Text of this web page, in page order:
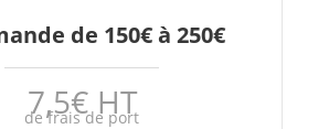
de 150€ à 250€
7,5€ HT
de frais de port